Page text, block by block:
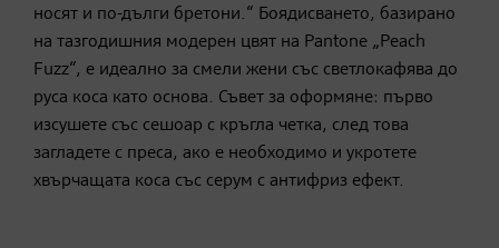
носят и по-дълги бретони.“ Боядисването, базирано
на тазгодишния модерен цвят на Pantone „Peach
Fuzz“, е идеално за смели жени със светлокафява до
руса коса като основа. Съвет за оформяне: първо
изсушете със сешоар с кръгла четка, след това
загладете с преса, ако е необходимо и укротете
хвърчащата коса със серум с антифриз ефект.